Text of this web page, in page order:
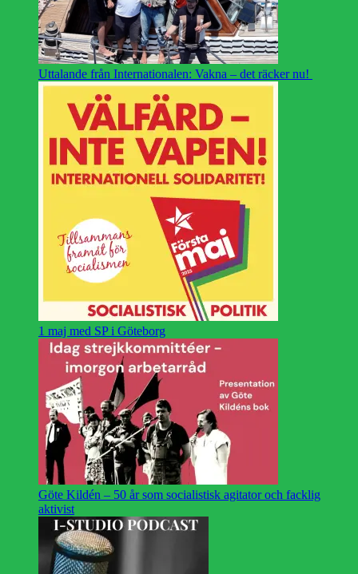
Uttalande från Internationalen: Vakna – det räcker nu!
1 maj med SP i Göteborg
Göte Kildén – 50 år som socialistisk agitator och facklig
aktivist